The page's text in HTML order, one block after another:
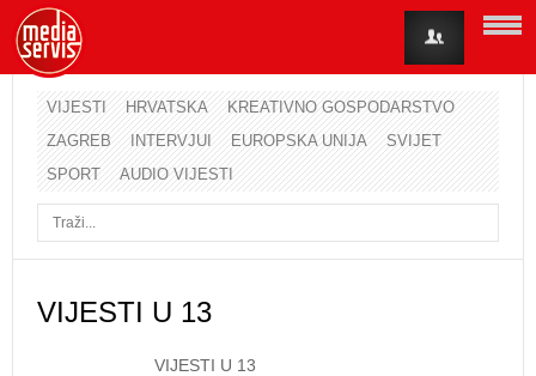
VIJESTI HRVATSKA
KREATIVNO GOSPODARSTVO
ZAGREB
INTERVJUI EUROPSKA UNIJA
SVIJET
SPORT
AUDIO VIJESTI
VIJESTI U 13
VIJESTI U 13
Korisničko ime
Lozinka
Zaboravili ste lozinku?